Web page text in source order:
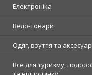
Електроніка
Вело-товари
Одяг, взуття та
Все для туризму,